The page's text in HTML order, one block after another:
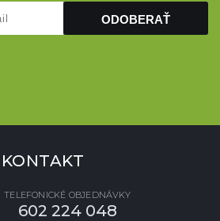
ODOBERAŤ
KONTAKT
TELEFONICKÉ OBJEDNÁVKY
602 224 048